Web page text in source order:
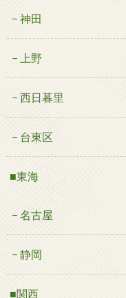
神田
上野
西日暮里
台東区
■東海
名古屋
静岡
■関西